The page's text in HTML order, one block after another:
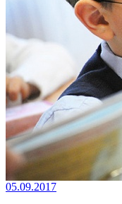
05.09.2017